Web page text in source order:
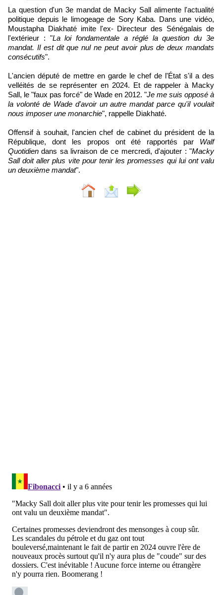
La question d'un 3e mandat de Macky Sall alimente l'actualité
politique depuis le limogeage de Sory Kaba. Dans une vidéo,
Moustapha Diakhaté imite l'ex- Directeur des Sénégalais de
l'extérieur : "La loi fondamentale a réglé la question du 3e
mandat. Il est dit que nul ne peut avoir plus de deux mandats
consécutifs".
L'ancien député de mettre en garde le chef de l'État s'il a des
velléités de se représenter en 2024. Et de rappeler à Macky
Sall, le "faux pas forcé" de Wade en 2012. "Je me suis opposé à
la volonté de Wade d'avoir un autre mandat parce qu'il voulait
nous imposer une monarchie", rappelle Diakhaté.
Offensif à souhait, l'ancien chef de cabinet du président de la
République, dont les propos ont été rapportés par Walf
Quotidien dans sa livraison de ce mercredi, d'ajouter : "Macky
Sall doit aller plus vite pour tenir les promesses qui lui ont valu
un deuxième mandat".